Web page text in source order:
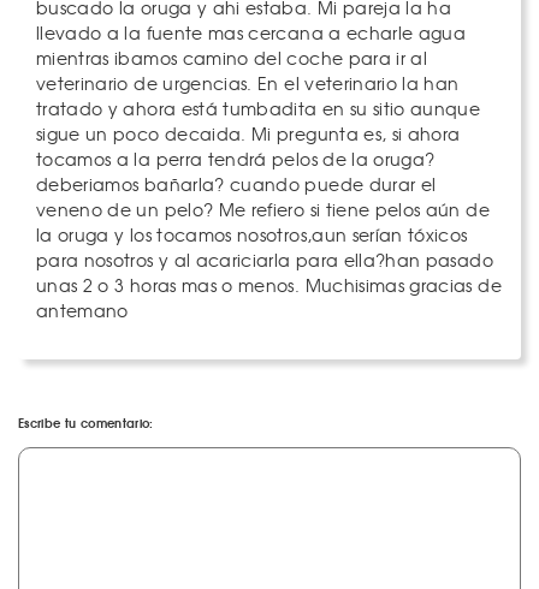
buscado la oruga y ahi estaba. Mi pareja la ha
llevado a la fuente mas cercana a echarle agua
mientras ibamos camino del coche para ir al
veterinario de urgencias. En el veterinario la han
tratado y ahora está tumbadita en su sitio aunque
sigue un poco decaida. Mi pregunta es, si ahora
tocamos a la perra tendrá pelos de la oruga?
deberiamos bañarla? cuando puede durar el
veneno de un pelo? Me refiero si tiene pelos aún de
la oruga y los tocamos nosotros,aun serían tóxicos
para nosotros y al acariciarla para ella?han pasado
unas 2 o 3 horas mas o menos. Muchisimas gracias de
antemano
Escribe tu comentario: